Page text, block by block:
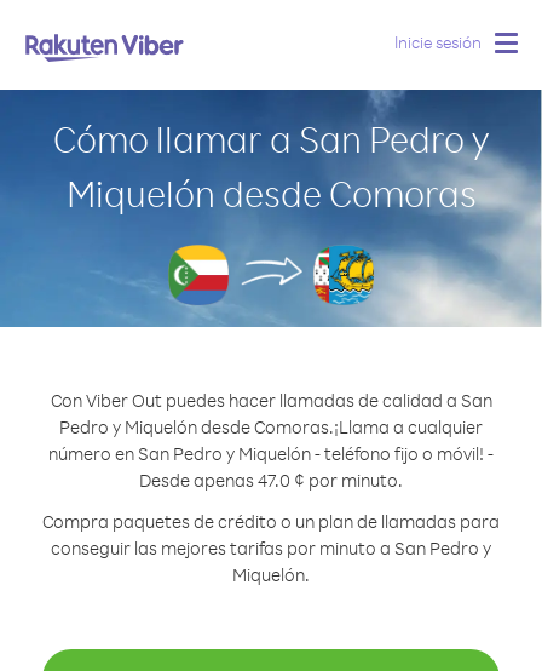
Inicie sesión
Cómo llamar a San Pedro y
Miquelón desde Comoras
Con Viber Out puedes hacer llamadas de calidad a San
Pedro y Miquelón desde Comoras.¡Llama a cualquier
número en San Pedro y Miquelón - teléfono fijo o móvil! -
Desde apenas 47.0 ¢ por minuto.
Compra paquetes de crédito o un plan de llamadas para
conseguir las mejores tarifas por minuto a San Pedro y
Miquelón.